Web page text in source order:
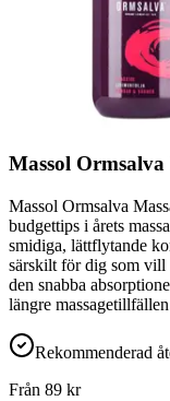
Massol Ormsalva
Massol Ormsalva
budgettips i årets
smidiga, lättflytande
särskilt för dig som vill
den snabba
längre
Rekommenderad
Från 89 kr